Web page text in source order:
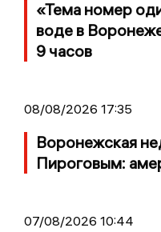
«Тема номер
воде в
9 часов
08/08/2026 17:35
Воронежская
Пироговым:
07/08/2026 10:44